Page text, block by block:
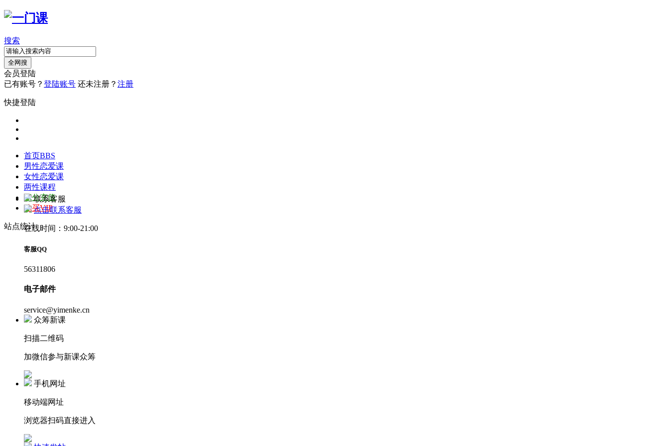
搜索
全网搜
会员登陆
已有账号？ 登陆账号 还未注册？ 注册
快捷登陆
首页BBS
男性恋爱课
女性恋爱课
两性课程
积分充值
购买VIP
站点统计
联系客服
点击联系客服
在线时间：9:00-21:00
客服QQ
56311806
电子邮件
service@yimenke.cn
众筹新课
扫描二维码
加微信参与新课众筹
手机网址
移动端网址
浏览器扫码直接进入